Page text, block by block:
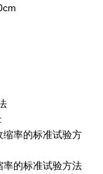
率的标准试验方
的标准试验方法